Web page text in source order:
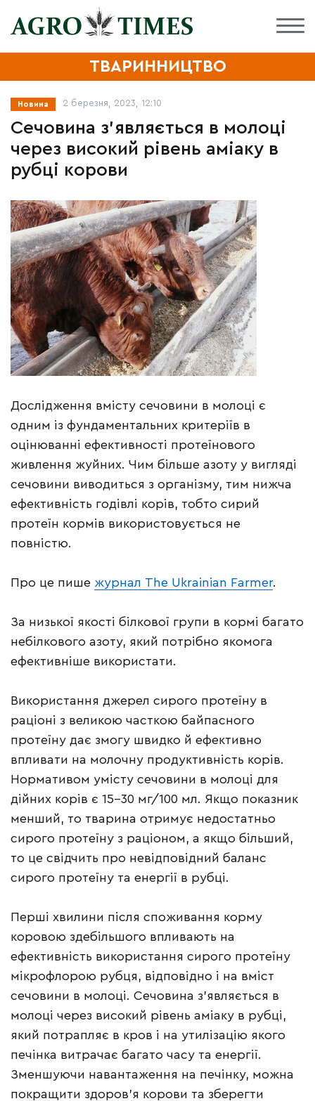
ТВАРИННИЦТВО
Новина 2 березня, 2023, 12:10
Сечовина з'являється в молоці
через високий рівень аміаку в
рубці корови
Дослідження вмісту сечовини в молоці є
одним із фундаментальних критеріїв в
оцінюванні ефективності протеїнового
живлення жуйних. Чим більше азоту у вигляді
сечовини виводиться з організму, тим нижча
ефективність годівлі корів, тобто сирий
протеїн кормів використовується не
повністю.
Про це пише журнал The Ukrainian Farmer.
За низької якості білкової групи в кормі багато
небілкового азоту, який потрібно якомога
ефективніше використати.
Використання джерел сирого протеїну в
раціоні з великою часткою байпасного
протеїну дає змогу швидко й ефективно
впливати на молочну продуктивність корів.
Нормативом умісту сечовини в молоці для
дійних корів є 15-30 мг/100 мл. Якщо показник
менший, то тварина отримує недостатньо
сирого протеїну з раціоном, а якщо більший,
то це свідчить про невідповідний баланс
сирого протеїну та енергії в рубці.
Перші хвилини після споживання корму
коровою здебільшого впливають на
ефективність використання сирого протеїну
мікрофлорою рубця, відповідно і на вміст
сечовини в молоці. Сечовина з’являється в
молоці через високий рівень аміаку в рубці,
який потрапляє в кров і на утилізацію якого
печінка витрачає багато часу та енергії.
Зменшуючи навантаження на печінку, можна
покращити здоров’я корови та зберегти